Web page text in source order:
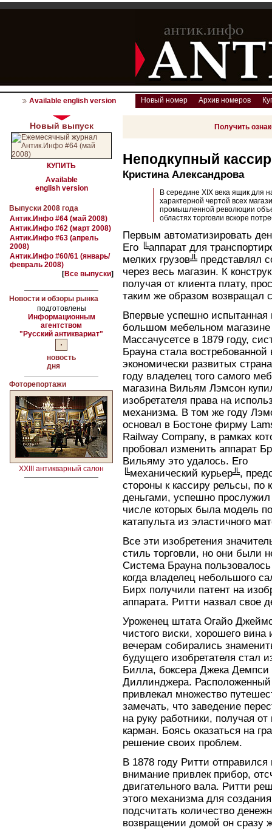
Available english version Новый номер Архив номеров
Новый выпуск
КУПИТЬ
Available
english version
Выпуски 2008 года
Антик.Инфо #64 (май 2008)
Антик.Инфо #62 (март 2008)
Антик.Инфо #63 (апрель
2008)
Антик.Инфо #60/61 (январь/
февраль 2008)
[Все выпуски]
Новости и обзоры рынка
подготовлены
Информационным
агентством
"Русский антиквариат"
новость
дня
Фоторепортажи
XXIII антикварный салон
Получить
Неподкупный кассир
Кристина Александрова
В середине XIX века ящик для
характерной чертой всех
промышленной революции
областях торговли вскоре
Первым автоматизировать
Его ╚аппарат для
мелких грузов╩ представлял
через весь магазин. К
получая от клиента плату,
таким же образом возвращал
Впервые успешно испытанная
большом мебельном магазине
Массачусетсе в 1879 году,
Брауна стала востребованной
экономически развитых
году владелец того самого
магазина Вильям Лэмсон
изобретателя права на
механизма. В том же году
основал в Бостоне фирму
Railway Company, в рамках
пробовал изменить аппарат
Вильяму это удалось. Его
╚механический курьер╩,
стороны к кассиру рельсы, по
деньгами, успешно
числе которых была модель
катапульта из эластичного
Все эти изобретения
стиль торговли, но они были
Система Брауна
когда владелец небольшого
Бирх получили патент на
аппарата. Ритти назвал свое
Уроженец штата Огайо
чистого виски, хорошего
вечерам собирались
будущего изобретателя
Билла, боксера Джека Демпси
Диллинджера. Расположенный
привлекал множество
замечать, что заведение
на руку работники, получая
карман. Боясь оказаться на
решение своих проблем.
В 1878 году Ритти
внимание привлек прибор,
двигательного вала. Ритти
этого механизма для
подсчитать количество
возвращении домой он сразу